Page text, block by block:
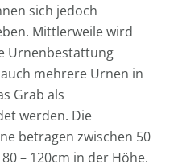
sich jedoch
Mittlerweile wird
Urnenbestattung
mehrere Urnen in
Grab als
werden. Die
betragen zwischen 50
– 120cm in der Höhe.